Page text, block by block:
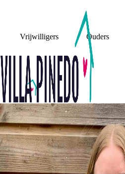
Vrijwilligers Ouders
STEUN
DIDI: “EEN